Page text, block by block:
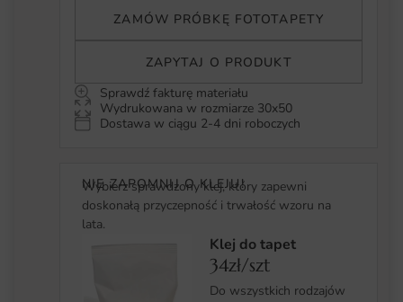
ZAMÓW PRÓBKĘ FOTOTAPETY
ZAPYTAJ O PRODUKT
Sprawdź fakturę materiału
Wydrukowana w rozmiarze 30x50
Dostawa w ciągu 2-4 dni roboczych
NIE ZAPOMNIJ O KLEJU!
Wybierz sprawdzony klej, który zapewni
doskonałą przyczepność i trwałość wzoru na
lata.
Klej do tapet
34zł/szt
Do wszystkich rodzajów